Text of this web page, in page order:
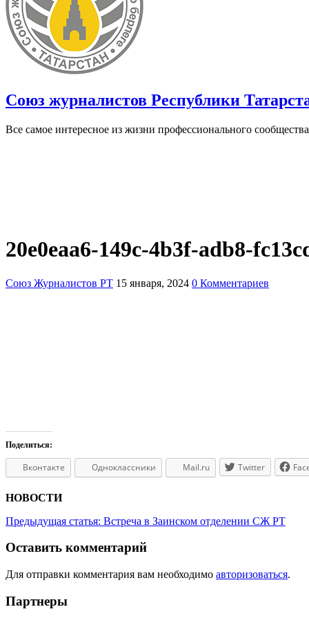
Союз журналистов Республики
Все самое интересное из жизни профессионального сообщества
20e0eaa6-149c-4b3f-adb8-
Союз Журналистов РТ 15 января, 2024 0 Комментариев
Поделиться:
Вконтакте Одноклассники Mail.ru Twitter
НОВОСТИ
Предыдущая статья: Встреча в Заинском отделении СЖ РТ
Оставить комментарий
Для отправки комментария вам необходимо авторизоваться.
Партнеры